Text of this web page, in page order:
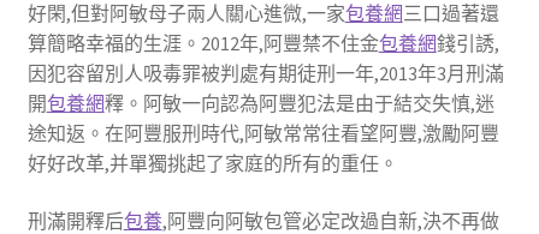
好閑,但對阿敏母子兩人關心進微,一家包養網三口過著還
算簡略幸福的生涯。2012年,阿豐禁不住金包養網錢引誘,
因犯容留別人吸毒罪被判處有期徒刑一年,2013年3月刑滿
開包養網釋。阿敏一向認為阿豐犯法是由于結交失慎,迷
途知返。在阿豐服刑時代,阿敏常常往看望阿豐,激勵阿豐
好好改革,并單獨挑起了家庭的所有的重任。
刑滿開釋后包養,阿豐向阿敏包管必定改過自新,決不再做